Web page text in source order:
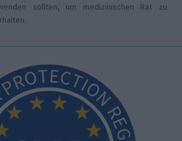
sollten, um medizinischen Rat zu